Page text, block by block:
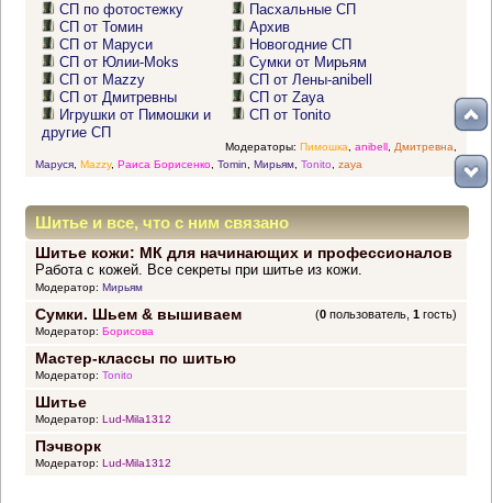
СП по фотостежку
СП от Томин
СП от Маруси
СП от Юлии-Moks
СП от Mazzy
СП от Дмитревны
Игрушки от Пимошки и
другие СП
Пасхальные СП
Архив
Новогодние СП
Сумки от Мирьям
СП от Лены-anibell
СП от Zaya
СП от Tonito
Модераторы: Пимошка anibell, Дмитревна
Маруся, Mazzy, Раиса Борисенко, Tomin Мирьям, Tonito zaya
Шитье и все, что с ним связано
Шитье кожи: МК для начинающих и профессионалов
Работа с кожей. Все секреты при шитье из кожи.
Модератор: Мирьям
Сумки. Шьем & вышиваем (0 пользователь,1 гость)
Модератор: Борисова
Мастер-классы по шитью
Модератор: Tonito
Шитье
Модератор: Lud-Mila1312
Пэчворк
Модератор: Lud-Mila1312